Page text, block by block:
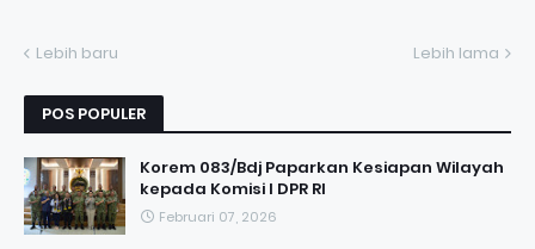
Lebih baru Lebih lama
POS POPULER
Korem 083/Bdj Paparkan Kesiapan Wilayah
kepada Komisi I DPR RI
Februari 07, 2026